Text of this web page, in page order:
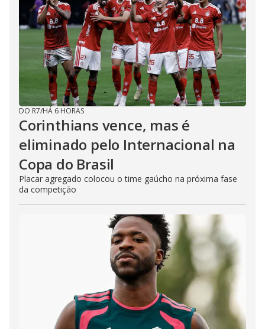
DO R7/HÁ 6 HORAS
Corinthians vence, mas é
eliminado pelo Internacional na
Copa do Brasil
Placar agregado colocou o time gaúcho na próxima fase
da competição